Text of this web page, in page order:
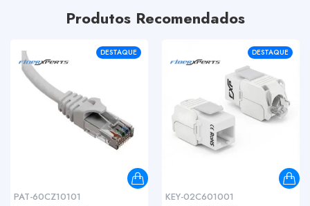
Produtos Recomendados
DESTAQUE
PAT-60CZ10101
DESTAQUE
KEY-02C601001